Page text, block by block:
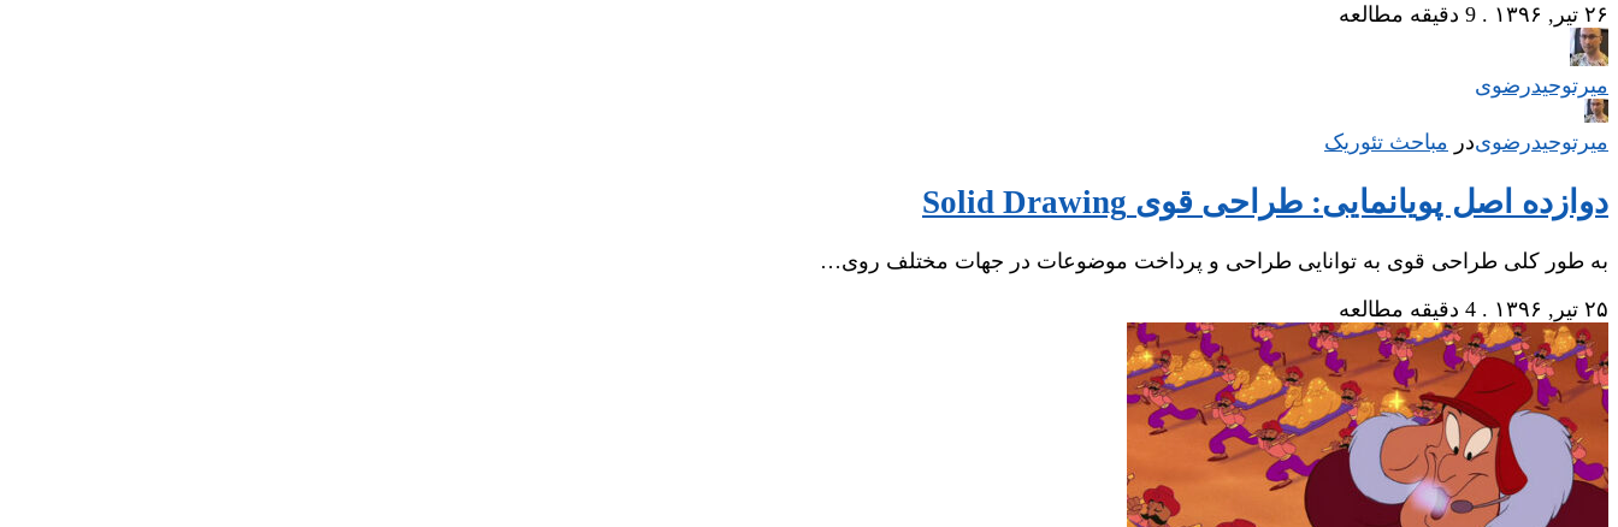
۲۶ تیر, ۱۳۹۶
. 9 دقیقه مطالعه
میر‌توحیدرضوی
میر‌توحیدرضویدر مباحث تئوریک
دوازده اصل پویانمایی: طراحی قوی Solid Drawing
به طور کلی طراحی قوی به توانایی طراحی و پرداخت موضوعات در جهات مختلف روی…
۲۵ تیر, ۱۳۹۶
. 4 دقیقه مطالعه